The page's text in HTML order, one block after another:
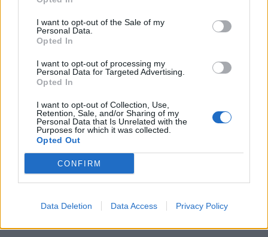
I want to opt-out of the Sale of my
Personal Data.
Opted In
I want to opt-out of processing my
Personal Data for Targeted Advertising.
Opted In
I want to opt-out of Collection, Use,
Retention, Sale, and/or Sharing of my
Personal Data that Is Unrelated with the
Purposes for which it was collected.
Opted Out
CONFIRM
Data Deletion Data Access Privacy Policy